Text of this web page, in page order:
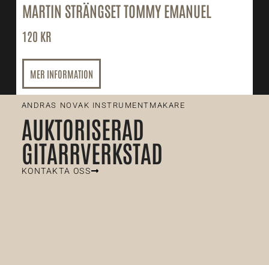
MARTIN STRÄNGSET TOMMY EMANUEL
120 KR
MER INFORMATION
ANDRAS NOVAK INSTRUMENTMAKARE
AUKTORISERAD
GITARRVERKSTAD
KONTAKTA OSS